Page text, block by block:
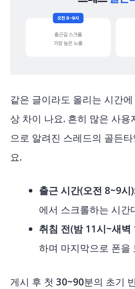
같은 글이라도 올리는 시간
상 차이 나요. 흔히 많은 사용
으로 알려진 스레드의 골든
요.
출근 시간(오전 8~9시)
에서 스크롤하는 시간
취침 전(밤 11시~새벽
하며 마지막으로 폰을
게시 후 첫 30~90분의 초기